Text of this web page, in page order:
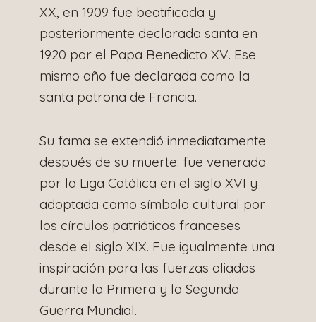
XX, en 1909 fue beatificada y
posteriormente declarada santa en
1920 por el Papa Benedicto XV. Ese
mismo año fue declarada como la
santa patrona de Francia.
Su fama se extendió inmediatamente
después de su muerte: fue venerada
por la Liga Católica en el siglo XVI y
adoptada como símbolo cultural por
los círculos patrióticos franceses
desde el siglo XIX. Fue igualmente una
inspiración para las fuerzas aliadas
durante la Primera y la Segunda
Guerra Mundial.